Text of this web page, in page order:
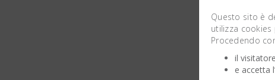
Questo sito è
utilizza cookies
Procedendo
il
e accetta